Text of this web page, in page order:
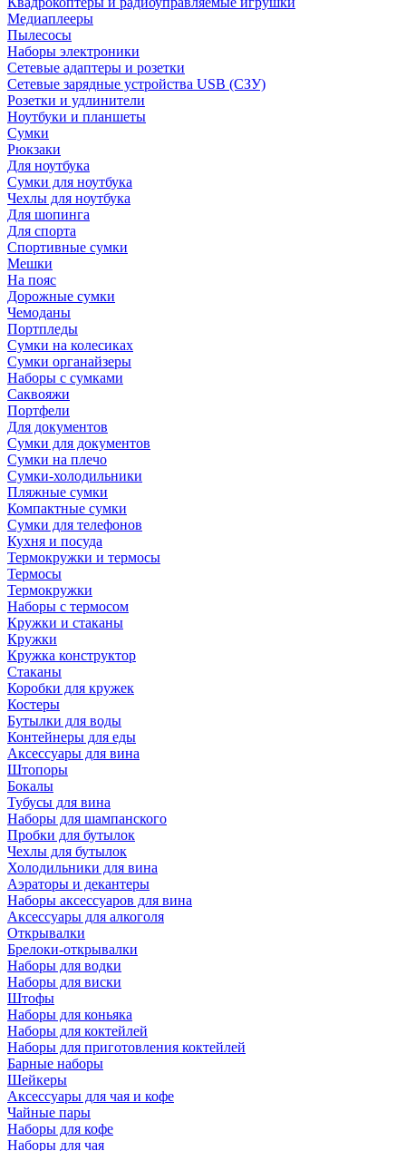
Медиаплееры
Пылесосы
Наборы электроники
Сетевые адаптеры и розетки
Сетевые зарядные устройства USB (СЗУ)
Розетки и удлинители
Ноутбуки и планшеты
Сумки
Рюкзаки
Для ноутбука
Сумки для ноутбука
Чехлы для ноутбука
Для шопинга
Для спорта
Спортивные сумки
Мешки
На пояс
Дорожные сумки
Чемоданы
Портпледы
Сумки на колесиках
Сумки органайзеры
Наборы с сумками
Саквояжи
Портфели
Для документов
Сумки для документов
Сумки на плечо
Сумки-холодильники
Пляжные сумки
Компактные сумки
Сумки для телефонов
Кухня и посуда
Термокружки и термосы
Термосы
Термокружки
Наборы с термосом
Кружки и стаканы
Кружки
Кружка конструктор
Стаканы
Коробки для кружек
Костеры
Бутылки для воды
Контейнеры для еды
Аксессуары для вина
Штопоры
Бокалы
Тубусы для вина
Наборы для шампанского
Пробки для бутылок
Чехлы для бутылок
Холодильники для вина
Аэраторы и декантеры
Наборы аксессуаров для вина
Аксессуары для алкоголя
Открывалки
Брелоки-открывалки
Наборы для водки
Наборы для виски
Штофы
Наборы для коньяка
Наборы для коктейлей
Наборы для приготовления коктейлей
Барные наборы
Шейкеры
Аксессуары для чая и кофе
Чайные пары
Наборы для кофе
Наборы для чая